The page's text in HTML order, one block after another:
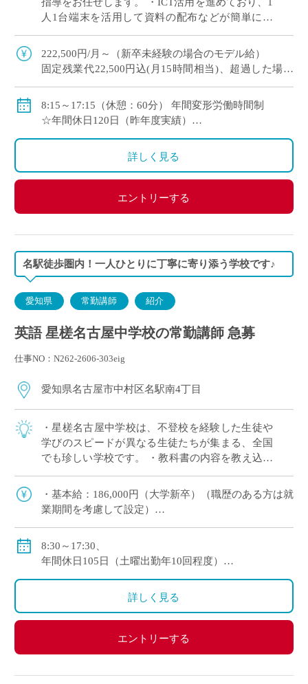
指導をお任せします。 ・ICT活用を進めており、1
人1台端末を活用して資料の配布などが簡単に行
えます♪ ・年間休日120日！（昨年度実績）年次有
給休暇は入職時に15日付与。 […]
222,500円/月～（新卒未経験の場合のモデル給）
固定残業代22,500円込(月15時間相当)、超過した場合
は超過勤務手当を別途支給
各種手当（部活動手当・入試手当等）あり
賞与年2回(昨年度実績4.0ヶ月)
交通費支給（月6万円まで）
総合型福利厚生サービス など
8:15～17:15（休憩：60分） 年間変形労働時間制
☆年間休日120日（昨年度実績）
☆入職時に年次有給休暇15日付与
詳しく見る
エントリーする
名駅徒歩圏内！一人ひとりに丁寧に寄り添う学校です♪
愛知県 常勤講師 紹介
英語 星槎名古屋中学校の常勤講師 急募
仕事NO：N262-2606-303eig
愛知県名古屋市中村区名駅南4丁目
・星槎名古屋中学校は、不登校を経験した生徒や
学びのスピードが異なる生徒たちが集まる、全国
でも珍しい学校です。 ・教科書の内容を教え込む
よりも、生徒さんの理解度に合わせて指導を行
い、「できた！」を大切にできる校風です。 ・
[…]
・基本給：186,000円（大学新卒）（職歴のある方は就
業期間を考慮して設定）
・手当：40,000円
・超過勤務手当
・通勤手当：実費支給（上限150,000円）
※但し、公共交通機関の最短区間6ヶ月定期代の月
・昇給：あり（毎年4月）
・賞与：あり（7月、12月）
・賃金支払日：毎月末日締め、25日支払（支給日が銀
8:30～17:30、
年間休日105日（土曜出勤年10回程度）
年次有給休暇：6ヶ月継続勤務後、10日（6ヶ月以内の
年次有給休暇は無）
詳しく見る
エントリーする